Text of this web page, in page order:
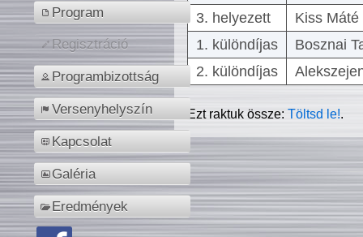
Program
Regisztráció
Programbizottság
Versenyhelyszín
Kapcsolat
Galéria
Eredmények
3. helyezett
Kiss
1. különdíjas
Bosznai
2. különdíjas
Ezt raktuk össze:Töltsd le!.